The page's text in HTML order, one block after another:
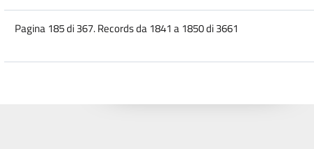
Pagina 185 di 367. Records da 1841 a 1850 di 3661